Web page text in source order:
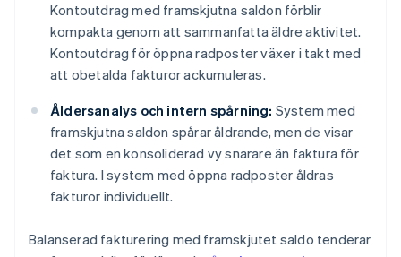
Kontoutdrag med framskjutna saldon förblir
kompakta genom att sammanfatta äldre aktivitet.
Kontoutdrag för öppna radposter växer i takt med
att obetalda fakturor ackumuleras.
Åldersanalys och intern spårning: System med
framskjutna saldon spårar åldrande, men de visar
det som en konsoliderad vy snarare än faktura för
faktura. I system med öppna radposter åldras
fakturor individuellt.
Balanserad fakturering med framskjutet saldo tenderar